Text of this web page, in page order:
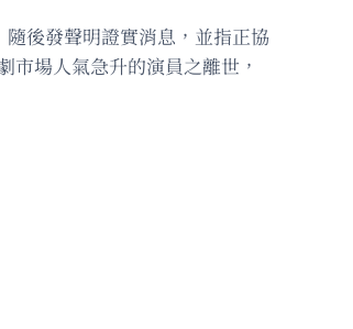
後發聲明證實消息，並指正協
場人氣急升的演員之離世，